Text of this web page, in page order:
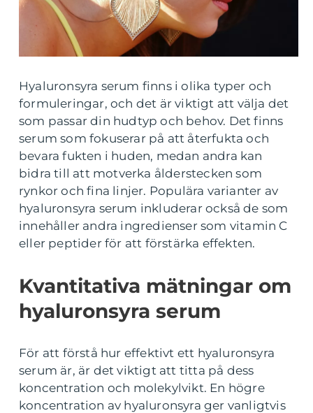
Hyaluronsyra serum finns i olika typer och
formuleringar, och det är viktigt att välja det
som passar din hudtyp och behov. Det finns
serum som fokuserar på att återfukta och
bevara fukten i huden, medan andra kan
bidra till att motverka ålderstecken som
rynkor och fina linjer. Populära varianter av
hyaluronsyra serum inkluderar också de som
innehåller andra ingredienser som vitamin C
eller peptider för att förstärka effekten.
Kvantitativa mätningar om
hyaluronsyra serum
För att förstå hur effektivt ett hyaluronsyra
serum är, är det viktigt att titta på dess
koncentration och molekylvikt. En högre
koncentration av hyaluronsyra ger vanligtvis